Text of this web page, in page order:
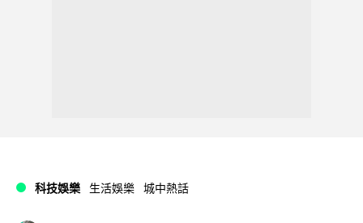
科技娛樂 生活娛樂 城中熱話